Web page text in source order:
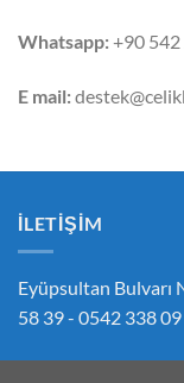
Whatsapp:+90
E mail:
İLETIŞIM
Eyüpsultan Bulvarı
58 39 - 0542 338